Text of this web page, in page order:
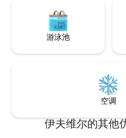
游泳池
空调
伊夫维尔的其他